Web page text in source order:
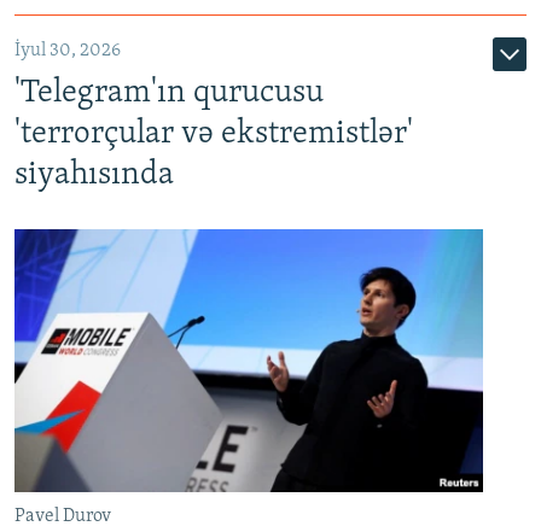
İyul 30, 2026
'Telegram'ın qurucusu
'terrorçular və ekstremistlər'
siyahısında
Pavel Durov